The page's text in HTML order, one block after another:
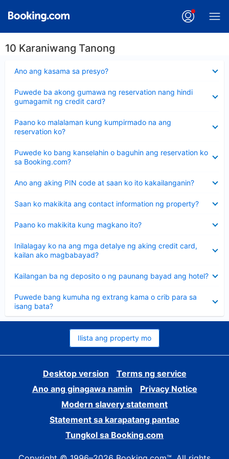
10 Karaniwang Tanong
Ano ang kasama sa presyo?
ang
Puwede ba akong gumawa ng reservation nang hindi
gumagamit ng credit card?
ang
sagot
Paano ko malalaman kung kumpirmado na ang
reservation ko?
ang
sagot
Puwede ko bang kanselahin o baguhin ang reservation ko
sa Booking.com?
ang
sagot
Ano ang aking PIN code at saan ko ito kakailanganin?
ang
Saan ko makikita ang contact information ng property?
ang
Paano ko makikita kung magkano ito?
ang
Inilalagay ko na ang mga detalye ng aking credit card,
kailan ako magbabayad?
ang
sagot
Kailangan ba ng deposito o ng paunang bayad ang hotel?
ang
Puwede bang kumuha ng extrang kama o crib para sa
isang bata?
ang
sagot
Ilista ang property mo
Desktop version
Terms ng service
Ano ang ginagawa namin
Privacy Notice
Modern slavery statement
Statement sa karapatang pantao
Tungkol sa Booking.com